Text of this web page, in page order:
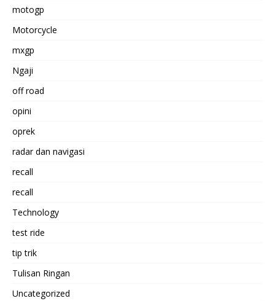
motogp
Motorcycle
mxgp
Ngaji
off road
opini
oprek
radar dan navigasi
recall
recall
Technology
test ride
tip trik
Tulisan Ringan
Uncategorized